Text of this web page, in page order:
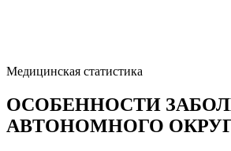
Медицинская статистика
ОСОБЕННОСТИ
АВТОНОМНОГО